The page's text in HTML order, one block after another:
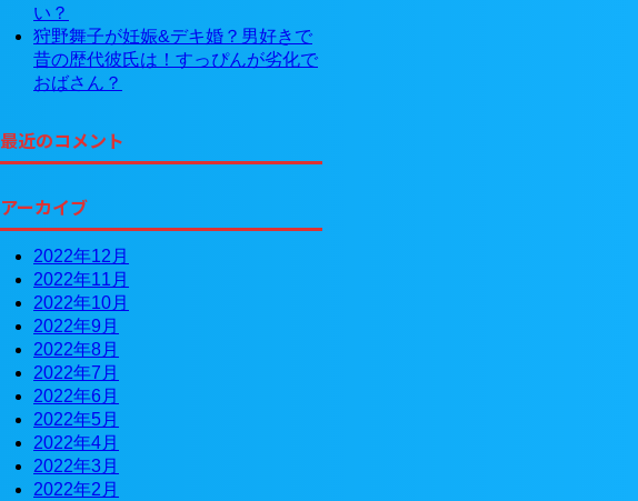
い？
狩野舞子が妊娠&デキ婚？男好きで
昔の歴代彼氏は！すっぴんが劣化で
おばさん？
最近のコメント
アーカイブ
2022年12月
2022年11月
2022年10月
2022年9月
2022年8月
2022年7月
2022年6月
2022年5月
2022年4月
2022年3月
2022年2月